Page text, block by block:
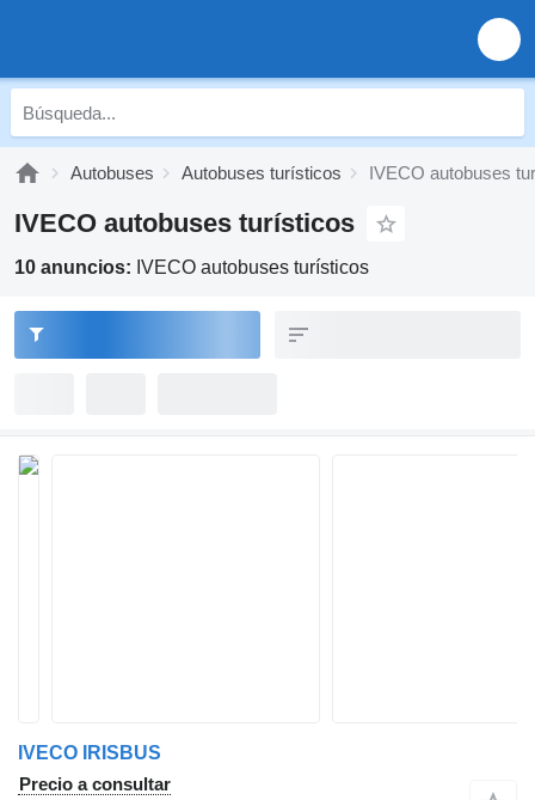
Autobuses Autobuses turísticos IVECO autobuses
IVECO autobuses turísticos
10 anuncios: IVECO autobuses turísticos
IVECO IRISBUS
Precio a consultar